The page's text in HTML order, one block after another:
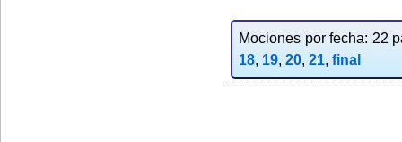
Mociones por fecha: 22
18, 19, 20, 21, final